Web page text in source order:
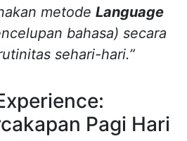
metode Language
bahasa) secara
sehari-hari.”
Pagi Hari